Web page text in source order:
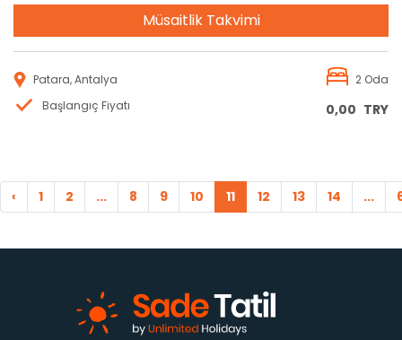
Müsaitlik Takvimi
Patara, Antalya
2 Oda
Başlangıç Fiyatı
0,00 TRY
‹ 1 2 ... 8 9 10 11 12 13 14 ...